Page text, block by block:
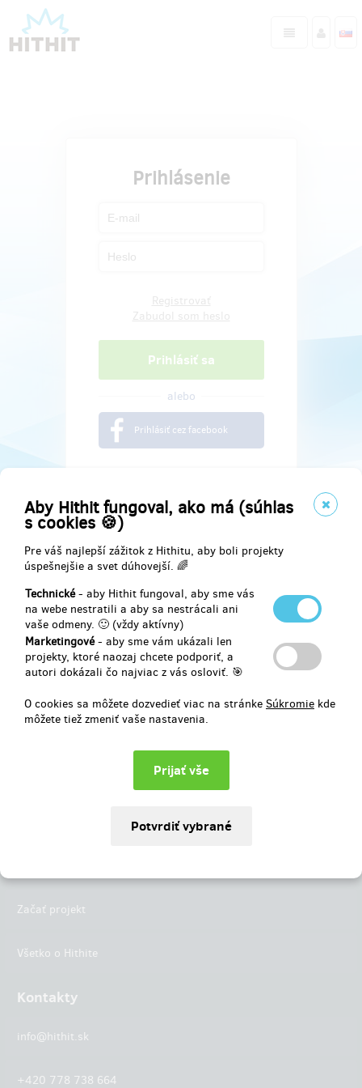
Aby Hithit fungoval, ako má (súhlas
s cookies 🍪)
Pre váš najlepší zážitok z Hithitu, aby boli projekty
úspešnejšie a svet dúhovejší. 🌈
Technické- aby Hithit fungoval, aby sme vás
na webe nestratili a aby sa nestrácali ani
vaše odmeny. 🙂 (vždy aktívny)
Marketingové- aby sme vám ukázali len
projekty, ktoré naozaj chcete podporiť, a
autori dokázali čo najviac z vás osloviť. 🎯
O cookies sa môžete dozvedieť viac na stránke Súkromie kde
môžete tiež zmeniť vaše nastavenia.
Prihlásenie
alebo
Prihlásiť cez facebook
Najdete nás na
Začať projekt
Všetko o Hithite
Kontakty
info@hithit.sk
+420 778 738 664